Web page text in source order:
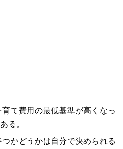
て費用の最低基準が高くなっ
る。
つかどうかは自分で決められる